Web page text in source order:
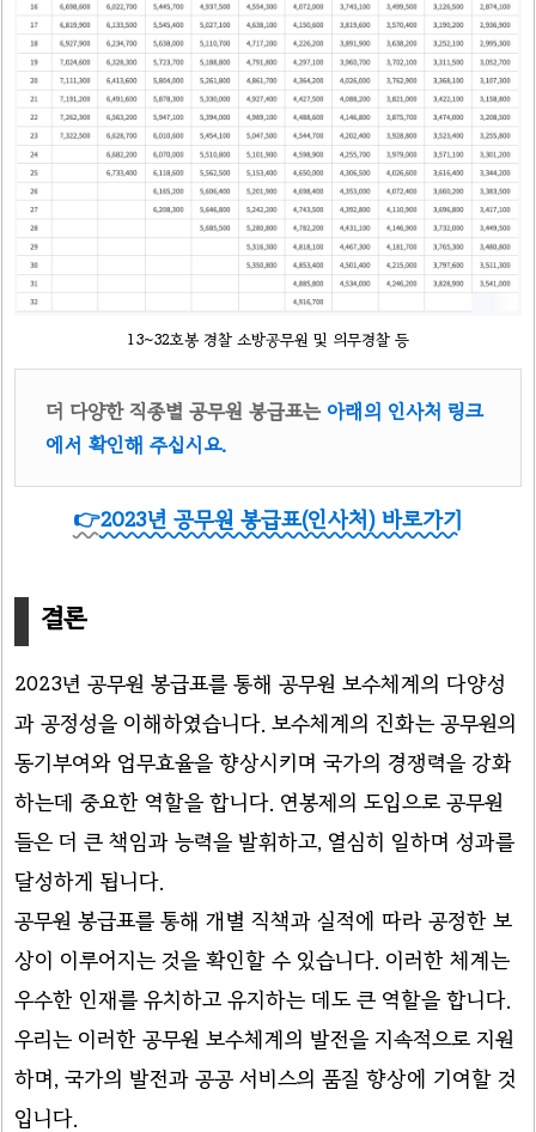
13~32호봉 경찰 소방공무원 및 의무경찰 등
더 다양한 직종별 공무원 봉급표는 아래의 인사처 링크
에서 확인해 주십시요.
👉2023년 공무원 봉급표(인사처) 바로가기
결론
2023년 공무원 봉급표를 통해 공무원 보수체계의 다양성
과 공정성을 이해하였습니다. 보수체계의 진화는 공무원의
동기부여와 업무효율을 향상시키며 국가의 경쟁력을 강화
하는데 중요한 역할을 합니다. 연봉제의 도입으로 공무원
들은 더 큰 책임과 능력을 발휘하고, 열심히 일하며 성과를
달성하게 됩니다.
공무원 봉급표를 통해 개별 직책과 실적에 따라 공정한 보
상이 이루어지는 것을 확인할 수 있습니다. 이러한 체계는
우수한 인재를 유치하고 유지하는 데도 큰 역할을 합니다.
우리는 이러한 공무원 보수체계의 발전을 지속적으로 지원
하며, 국가의 발전과 공공 서비스의 품질 향상에 기여할 것
입니다.